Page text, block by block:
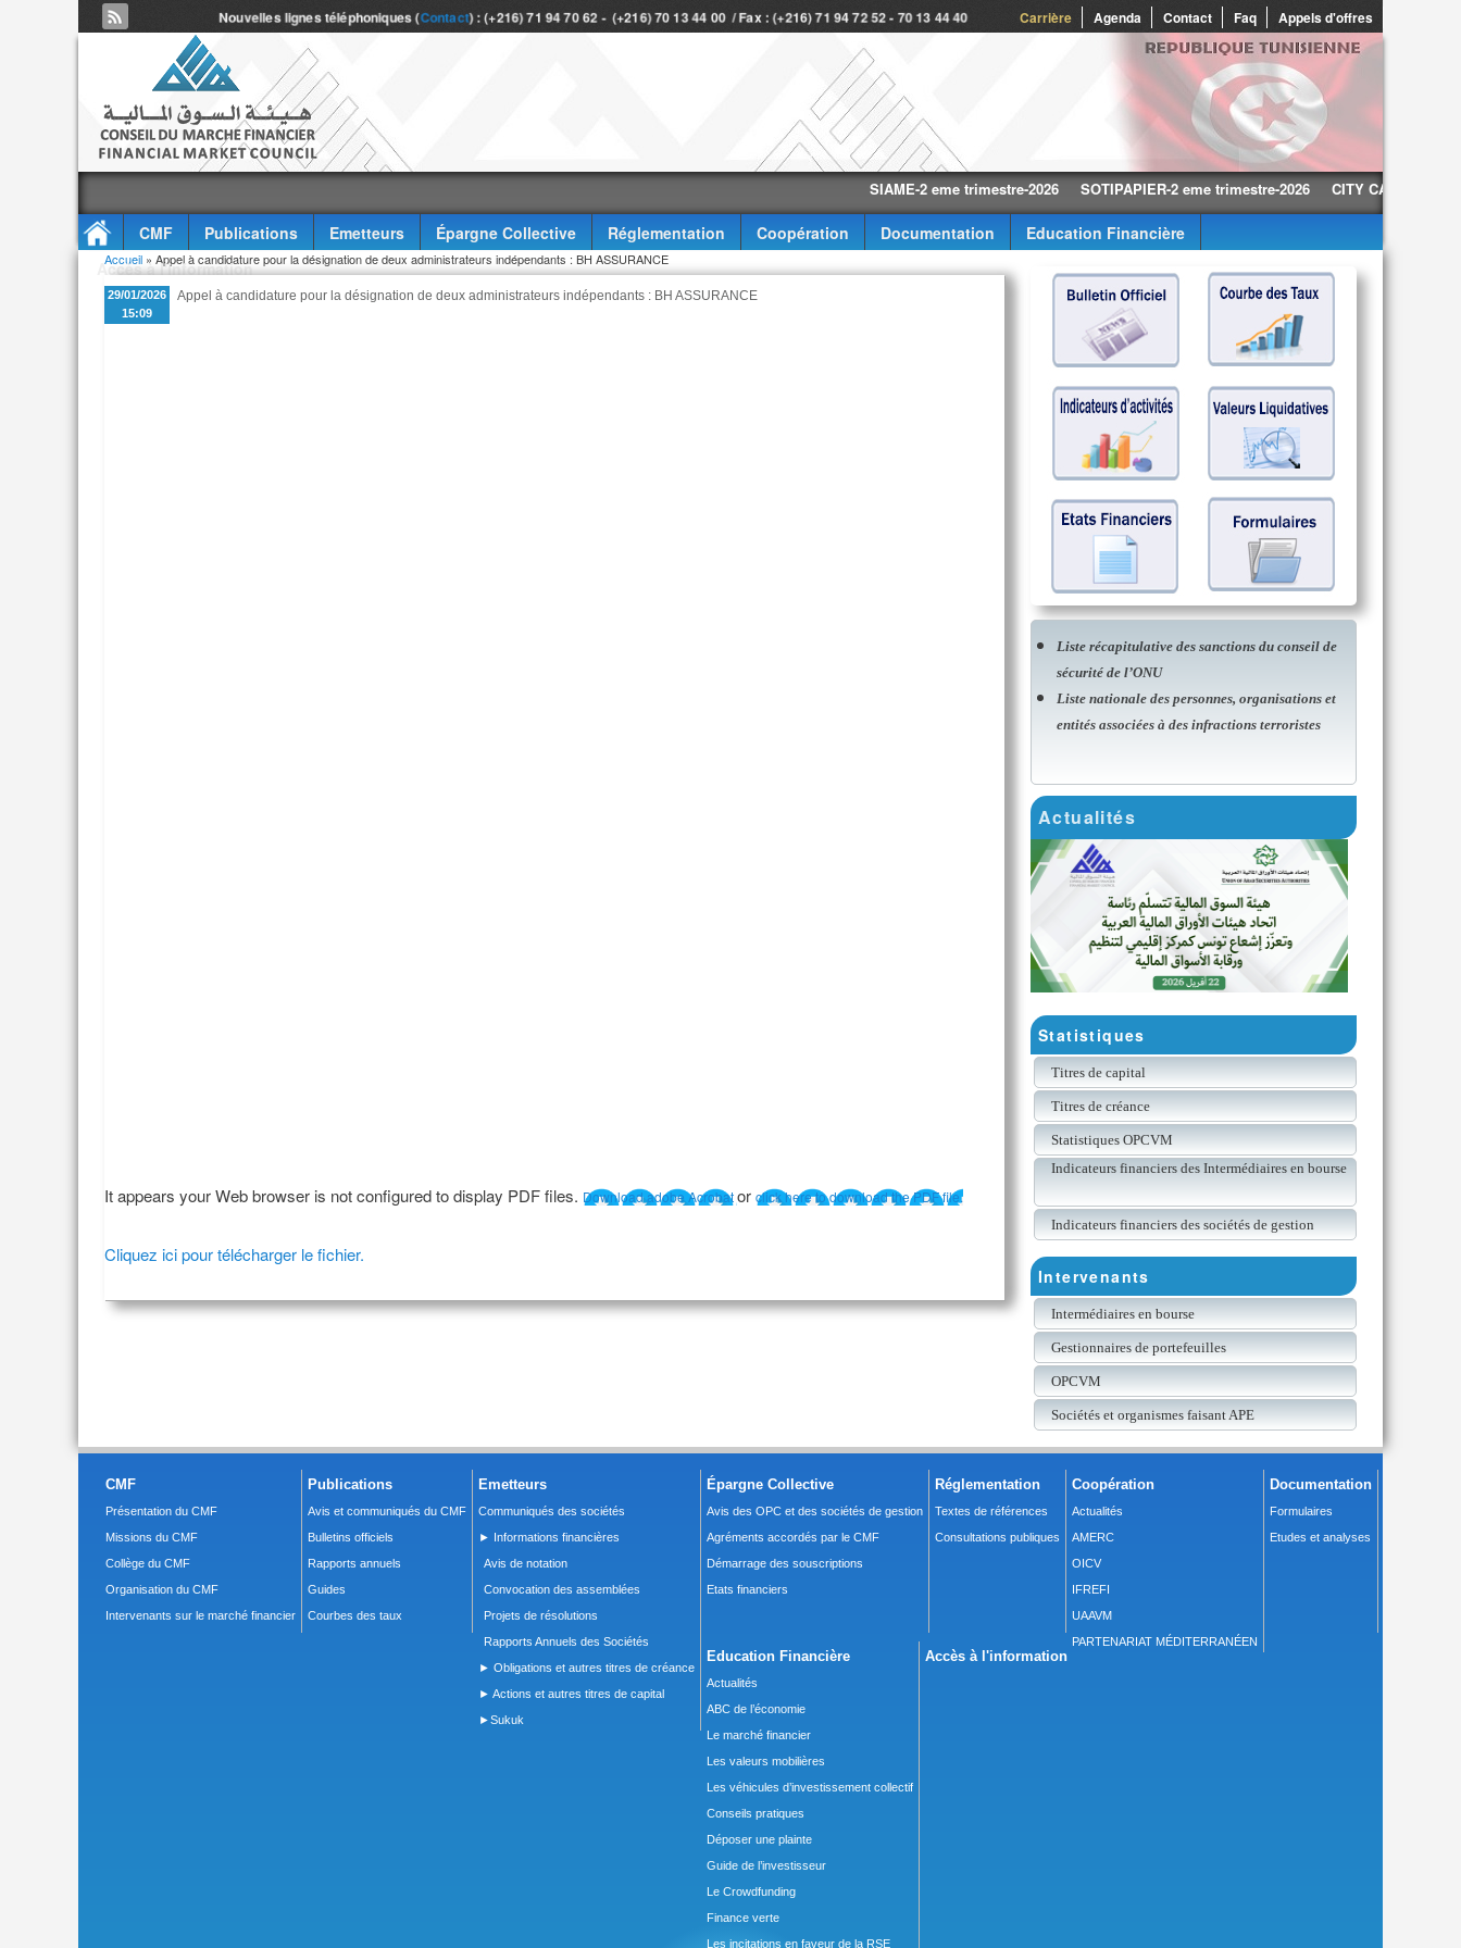
Carrière Agenda Contact Faq Appels d'offres
Nouvelles lignes téléphoniques (Contact) : (+216) 71 94 70 62 - (+216) 70 13 44 00 / Fax : (+216) 71 94 72 52 - 70 13 44 40
SIAME-2 eme trimestre-2026 SOTIPAPIER-2 eme trimestre-2026 CITY CARS-2 eme
CMF Publications Emetteurs Épargne Collective Réglementation Coopération Documentation
Education Financière
Accès à l'information
Vous êtes ici
Accueil » Appel à candidature pour la désignation de deux administrateurs indépendants : BH ASSURANCE
29/01/2026
15:09
Appel à candidature pour la désignation de deux administrateurs indépendants : BH ASSURANCE
It appears your Web browser is not configured to display PDF files. Download adobe Acrobator click here to download the PDF file.
Cliquez ici pour télécharger le fichier.
Liste récapitulative des sanctions du conseil de
sécurité de l’ONU
Liste nationale des personnes, organisations et
entités associées à des infractions terroristes
Actualités
Statistiques
Titres de capital
Titres de créance
Statistiques OPCVM
Indicateurs financiers des Intermédiaires en bourse
Indicateurs financiers des sociétés de gestion
Intervenants
Intermédiaires en bourse
Gestionnaires de portefeuilles
OPCVM
Sociétés et organismes faisant APE
CMF
Présentation du CMF
Missions du CMF
Collège du CMF
Organisation du CMF
Intervenants sur le marché financier
Publications
Avis et communiqués du CMF
Bulletins officiels
Rapports annuels
Guides
Courbes des taux
Emetteurs
Communiqués des sociétés
► Informations financières
Avis de notation
Convocation des assemblées
Projets de résolutions
Rapports Annuels des Sociétés
► Obligations et autres titres de créance
► Actions et autres titres de capital
►Sukuk
Épargne Collective
Avis des OPC et des sociétés de gestion
Agréments accordés par le CMF
Démarrage des souscriptions
Etats financiers
Réglementation
Textes de références
Consultations publiques
Coopération
Actualités
AMERC
OICV
IFREFI
UAAVM
PARTENARIAT MÉDITERRANÉEN
Documentation
Formulaires
Etudes et analyses
Education Financière
Actualités
ABC de l’économie
Le marché financier
Les valeurs mobilières
Les véhicules d’investissement collectif
Conseils pratiques
Déposer une plainte
Guide de l’investisseur
Le Crowdfunding
Finance verte
Les incitations en faveur de la RSE
Accès à l'information